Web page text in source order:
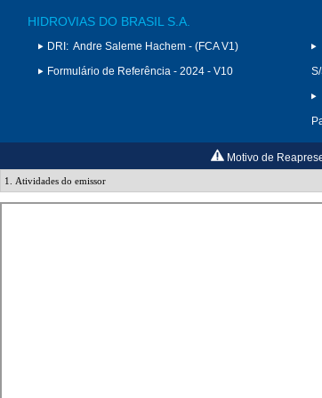
HIDROVIAS DO BRASIL S.A.
DRI: Andre Saleme Hachem - (FCA V1)
Formulário de Referência - 2024 - V10
Motivo de